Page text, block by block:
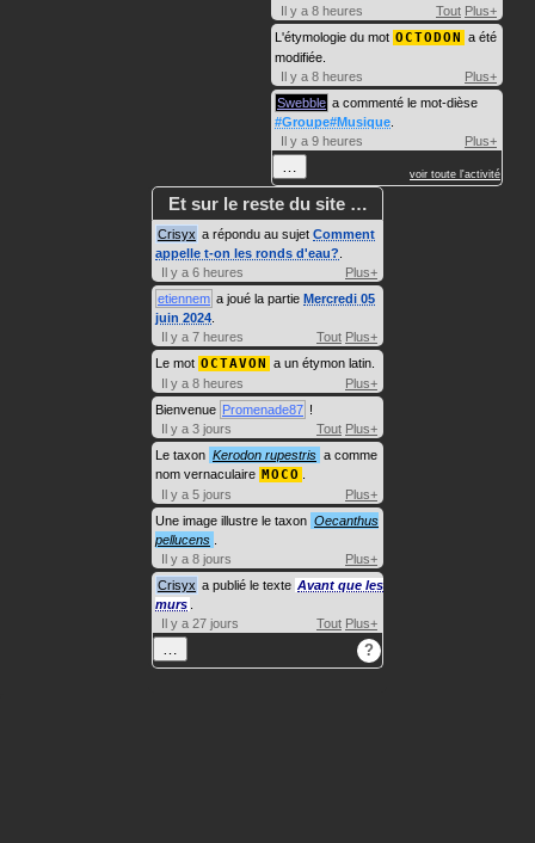
Il y a 8 heures
Tout Plus+
L'étymologie du mot OCTODON a été
modifiée.
Il y a 8 heures
Plus+
Swebble a commenté le mot-dièse
#Groupe#Musique
Il y a 9 heures
Plus+
voir toute l'activité
Et sur le reste du site …
Crisyx a répondu au sujet Comment
appelle t-on les ronds d'eau?
Il y a 6 heures
Plus+
etiennem a joué la partie Mercredi 05
juin 2024
Il y a 7 heures
Tout Plus+
Le mot OCTAVON a un étymon latin.
Il y a 8 heures
Plus+
Bienvenue Promenade87 !
Il y a 3 jours
Tout Plus+
Le taxon Kerodon rupestris a comme
nom vernaculaire MOCO
Il y a 5 jours
Plus+
Une image illustre le taxon Oecanthus
pellucens
Il y a 8 jours
Plus+
Crisyx a publié le texte Avant que les
murs
Il y a 27 jours
Tout Plus+
?